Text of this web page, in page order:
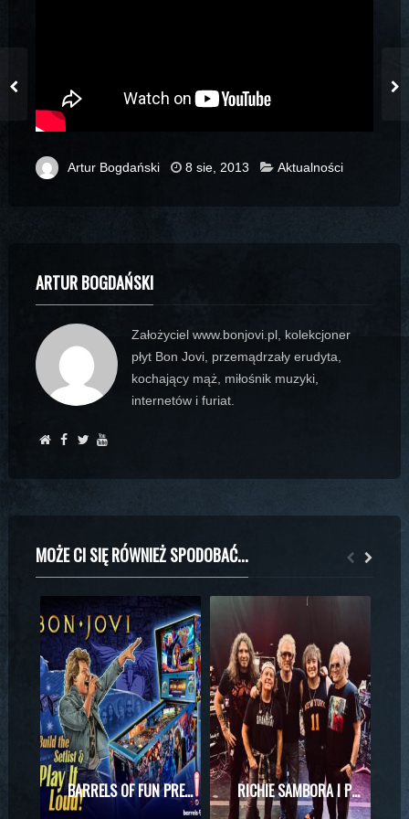
Artur Bogdański 8 sie, 2013 Aktualności
ARTUR BOGDAŃSKI
Założyciel www.bonjovi.pl, kolekcjoner
płyt Bon Jovi, przemądrzały erudyta,
kochający mąż, miłośnik muzyki,
internetów i furiat.
MOŻE CI SIĘ RÓWNIEŻ SPODOBAĆ...
BARRELS OF FUN PREZENTUJE MASZYNĘ DO PINBALLA Z MOTYWAMI BON JOVI RICHIE SAMBORA I PHIL X RAZEM NA SCENIE! WYJĄTKOWE SPOTKANIE PODCZAS KONCERTU KINGS OF CHAOS